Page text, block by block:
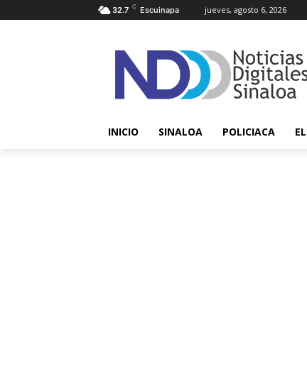
32.7 C Escuinapa jueves, agosto 6, 2026
INICIO SINALOA POLICIACA